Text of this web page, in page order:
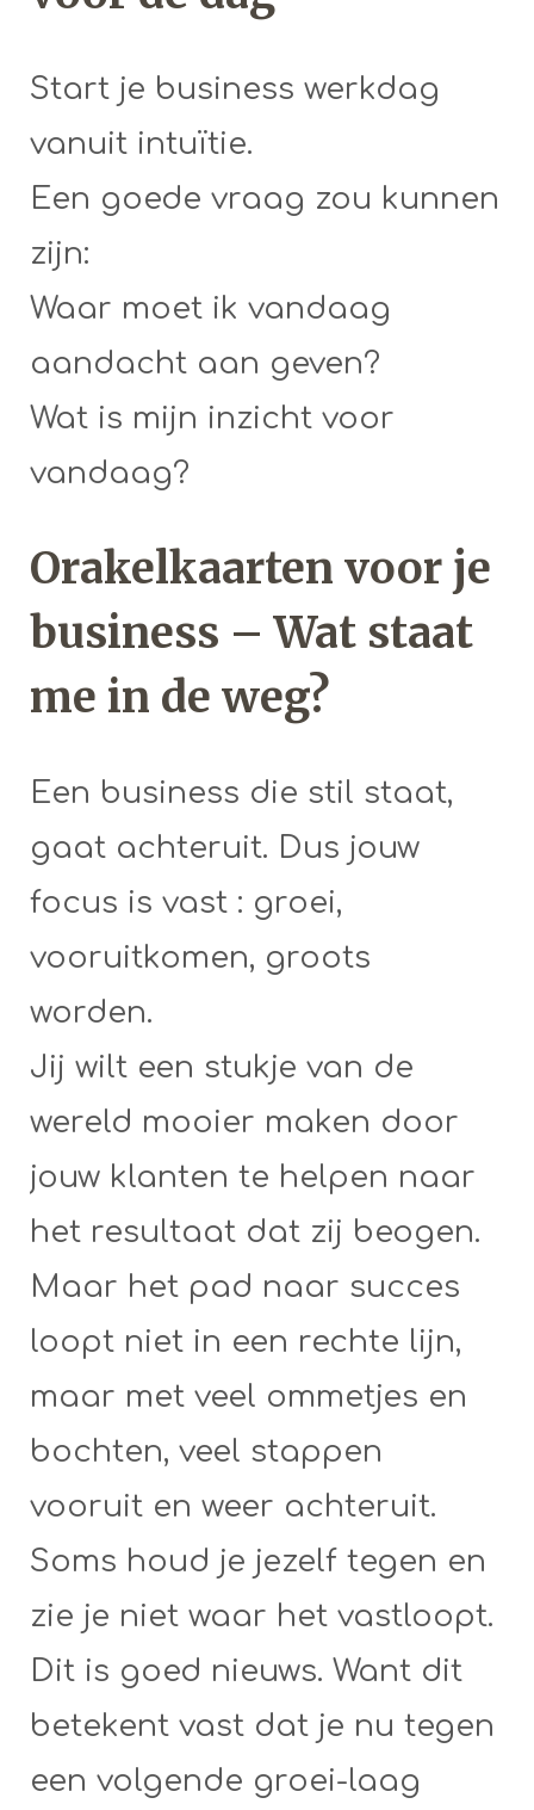
Start je business werkdag
vanuit intuïtie.
Een goede vraag zou kunnen
zijn:
Waar moet ik vandaag
aandacht aan geven?
Wat is mijn inzicht voor
vandaag?
Orakelkaarten voor je
business – Wat staat
me in de weg?
Een business die stil staat,
gaat achteruit. Dus jouw
focus is vast : groei,
vooruitkomen, groots
worden.
Jij wilt een stukje van de
wereld mooier maken door
jouw klanten te helpen naar
het resultaat dat zij beogen.
Maar het pad naar succes
loopt niet in een rechte lijn,
maar met veel ommetjes en
bochten, veel stappen
vooruit en weer achteruit.
Soms houd je jezelf tegen en
zie je niet waar het vastloopt.
Dit is goed nieuws. Want dit
betekent vast dat je nu tegen
een volgende groei-laag